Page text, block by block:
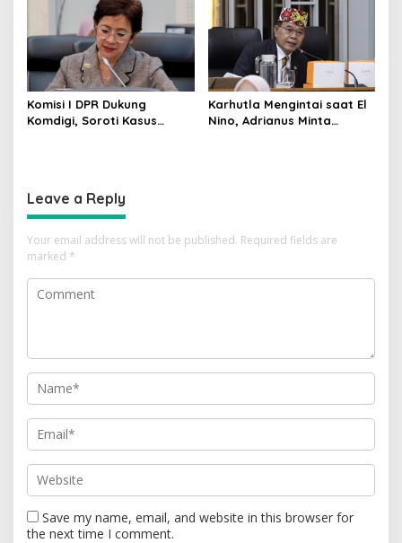
Komisi I DPR Dukung
Komdigi, Soroti Kasus
Karhutla Mengintai saat El
Nino, Adrianus Minta
Leave a Reply
Your email address will not be published. Required fields are
marked *
Save my name, email, and website in this browser for
the next time I comment.